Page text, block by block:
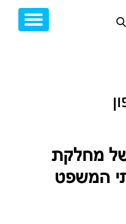
מחלקת
המשפט